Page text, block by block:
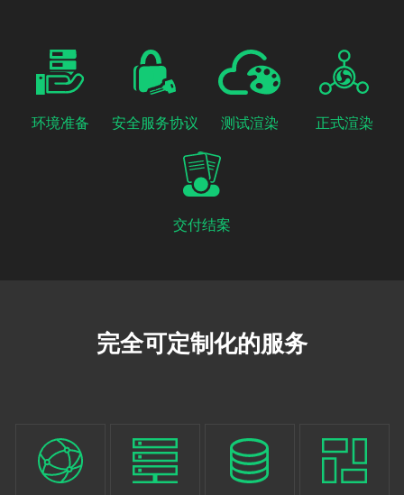
环境准备 安全服务协议 测试渲染 正式渲染
交付结案
完全可定制化的服务